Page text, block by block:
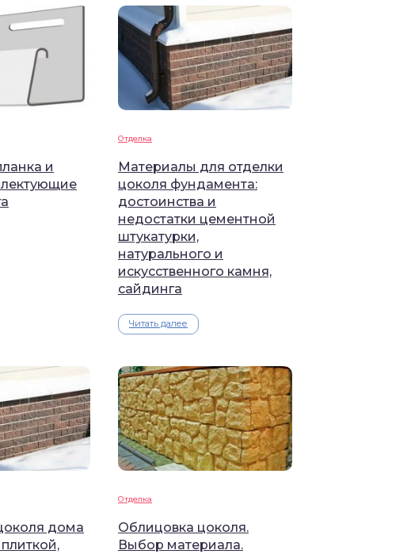
и
Отделка
Материалы для отделки
цоколя фундамента:
достоинства и
недостатки цементной
штукатурки,
натурального и
искусственного камня,
сайдинга
Читать далее
дома
Отделка
Облицовка цоколя.
Выбор материала.